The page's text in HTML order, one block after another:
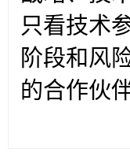
只看技术
阶段和风
的合作伙伴